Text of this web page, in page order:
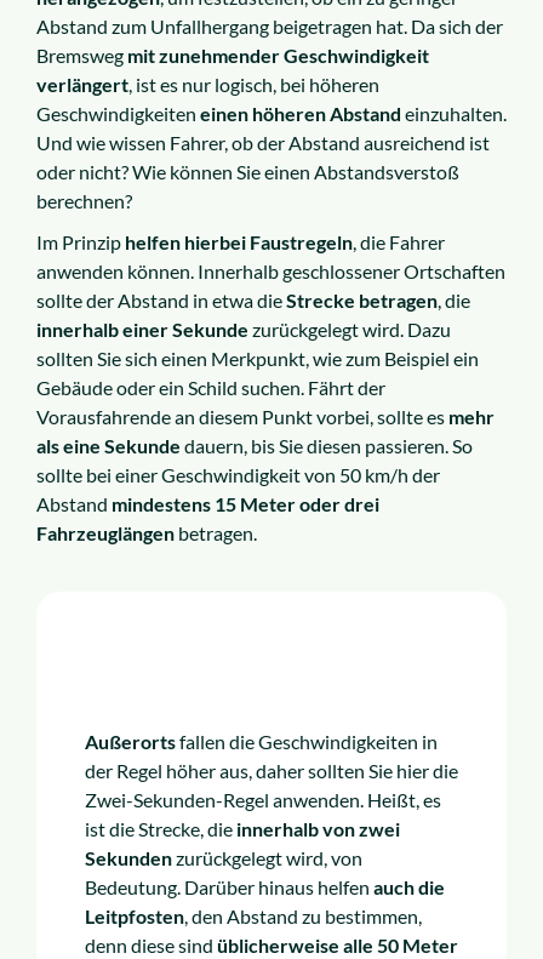
Abstand zum Unfallhergang beigetragen hat. Da sich der
Bremsweg mit zunehmender Geschwindigkeit
verlängert, ist es nur logisch, bei höheren
Geschwindigkeiten einen höheren Abstand einzuhalten.
Und wie wissen Fahrer, ob der Abstand ausreichend ist
oder nicht? Wie können Sie einen Abstandsverstoß
berechnen?
Im Prinzip helfen hierbei Faustregeln, die Fahrer
anwenden können. Innerhalb geschlossener Ortschaften
sollte der Abstand in etwa dieStrecke betragen, die
innerhalb einer Sekunde zurückgelegt wird. Dazu
sollten Sie sich einen Merkpunkt, wie zum Beispiel ein
Gebäude oder ein Schild suchen. Fährt der
Vorausfahrende an diesem Punkt vorbei, sollte es mehr
als eine Sekunde dauern, bis Sie diesen passieren. So
sollte bei einer Geschwindigkeit von 50 km/h der
Abstand mindestens 15 Meter oder drei
Fahrzeuglängen betragen.
Außerortsfallen die Geschwindigkeiten in
der Regel höher aus, daher sollten Sie hier die
Zwei-Sekunden-Regel anwenden. Heißt, es
ist die Strecke, die innerhalb von zwei
Sekundenzurückgelegt wird, von
Bedeutung. Darüber hinaus helfen auch die
Leitpfosten, den Abstand zu bestimmen,
denn diese sind üblicherweise alle 50 Meter